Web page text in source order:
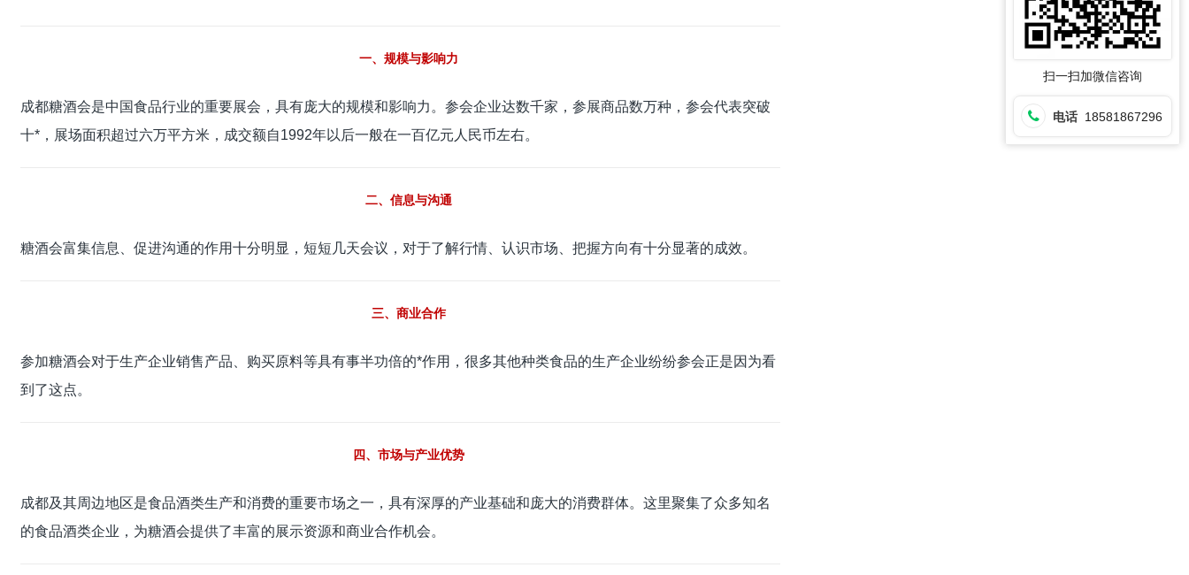
一、规模与影响力
成都糖酒会是中国食品行业的重要展会，具有庞大的规模和影响力。参会企业达数千家，参展商品数万种，参会代表突破
十*，展场面积超过六万平方米，成交额自1992年以后一般在一百亿元人民币左右。
二、信息与沟通
糖酒会富集信息、促进沟通的作用十分明显，短短几天会议，对于了解行情、认识市场、把握方向有十分显著的成效。
三、商业合作
参加糖酒会对于生产企业销售产品、购买原料等具有事半功倍的*作用，很多其他种类食品的生产企业纷纷参会正是因为看
到了这点。
四、市场与产业优势
成都及其周边地区是食品酒类生产和消费的重要市场之一，具有深厚的产业基础和庞大的消费群体。这里聚集了众多知名
的食品酒类企业，为糖酒会提供了丰富的展示资源和商业合作机会。
扫一扫加微信咨询
电话 18581867296